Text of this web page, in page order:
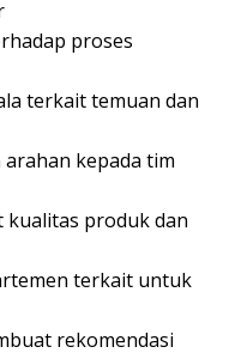
proses
terkait temuan dan
kepada tim
produk dan
terkait untuk
rekomendasi